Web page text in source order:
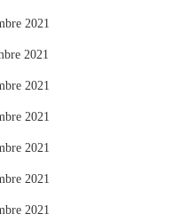
2021
2021
2021
2021
2021
2021
2021